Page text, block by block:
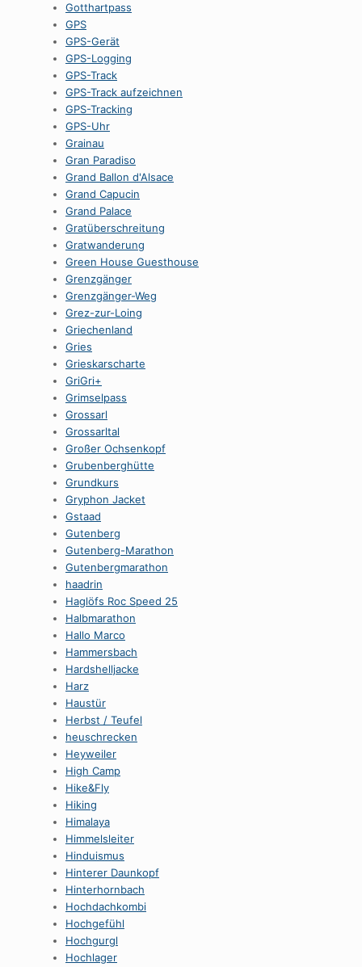
Gotthartpass
GPS
GPS-Gerät
GPS-Logging
GPS-Track
GPS-Track aufzeichnen
GPS-Tracking
GPS-Uhr
Grainau
Gran Paradiso
Grand Ballon d'Alsace
Grand Capucin
Grand Palace
Gratüberschreitung
Gratwanderung
Green House Guesthouse
Grenzgänger
Grenzgänger-Weg
Grez-zur-Loing
Griechenland
Gries
Grieskarscharte
GriGri+
Grimselpass
Grossarl
Grossarltal
Großer Ochsenkopf
Grubenberghütte
Grundkurs
Gryphon Jacket
Gstaad
Gutenberg
Gutenberg-Marathon
Gutenbergmarathon
haadrin
Haglöfs Roc Speed 25
Halbmarathon
Hallo Marco
Hammersbach
Hardshelljacke
Harz
Haustür
Herbst / Teufel
heuschrecken
Heyweiler
High Camp
Hike&Fly
Hiking
Himalaya
Himmelsleiter
Hinduismus
Hinterer Daunkopf
Hinterhornbach
Hochdachkombi
Hochgefühl
Hochgurgl
Hochlager